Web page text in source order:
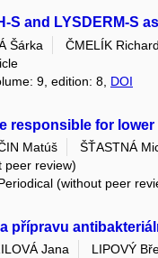
S and LYSDERM-S
Šárka ČMELÍK Richard
9, edition: 8, DOI
responsible for
Matúš
ŠŤASTNÁ
peer review)
(without peer
přípravu
Jana LIPOVÝ